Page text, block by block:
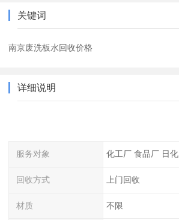
关键词
南京废洗板水回收价格
详细说明
服务对象 化工厂 食品厂 日
回收方式 上门回收
材质 不限